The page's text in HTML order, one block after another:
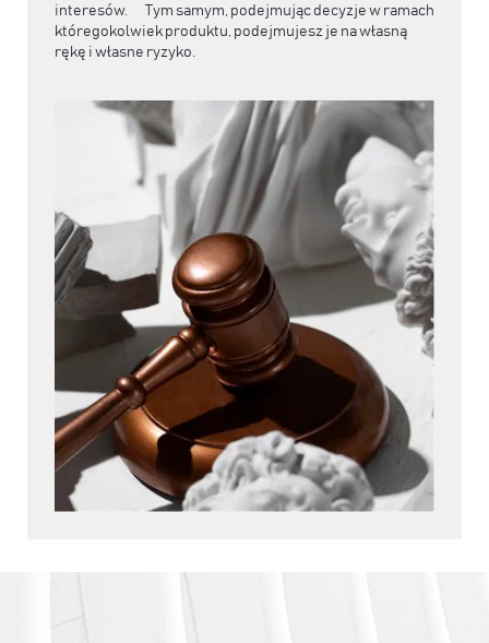
interesów. Tym samym, podejmując decyzje w ramach
któregokolwiek produktu, podejmujesz je na własną
rękę i własne ryzyko.